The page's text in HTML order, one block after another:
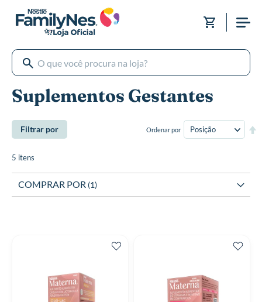
para
Meu
Suplementos Gestantes
5 itens
Ordenar por
Filtrar por
COMPRAR POR